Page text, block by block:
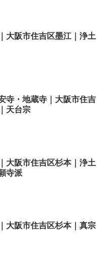
大阪市住吉区墨江｜浄土
寺・地蔵寺｜大阪市住吉
天台宗
大阪市住吉区杉本｜浄土
寺派
大阪市住吉区杉本｜真宗